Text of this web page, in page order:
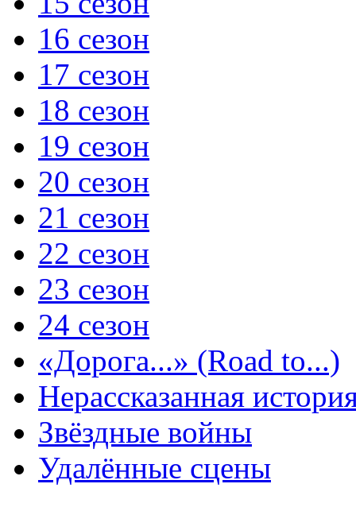
16 сезон
17 сезон
18 сезон
19 сезон
20 сезон
21 сезон
22 сезон
23 сезон
24 сезон
«Дорога...» (Road to...)
Нерассказанная
Звёздные войны
Удалённые сцены